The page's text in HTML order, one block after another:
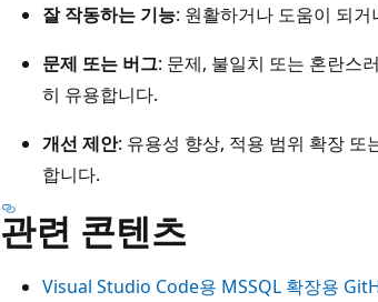
잘 작동하는 기능: 원활하거나 도움이 되
문제 또는 버그: 문제, 불일치 또는 혼란스
히 유용합니다.
개선 제안: 유용성 향상, 적용 범위 확장
합니다.
관련 콘텐츠
Visual Studio Code용 MSSQL 확장용